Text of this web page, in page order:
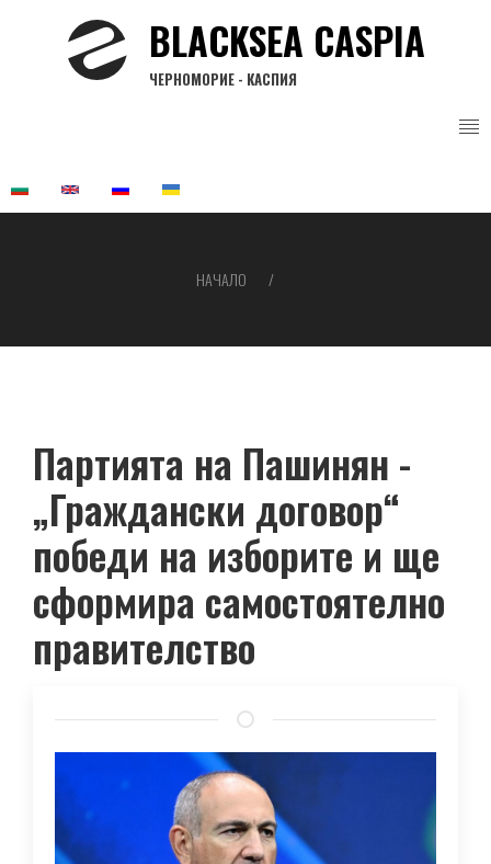
BLACKSEA CASPIA
ЧЕРНОМОРИЕ - КАСПИЯ
НАЧАЛО
Партията на Пашинян -
„Граждански договор“
победи на изборите и ще
сформира самостоятелно
правителство